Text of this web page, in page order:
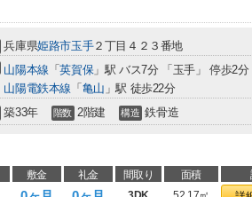
兵庫県姫路市玉手２丁目４２３番地
山陽本線 「英賀保」駅 バス7分 「玉手」 停歩2分
山陽電鉄本線 「 亀山 」駅 徒歩22分
築33年 階数 2階建 構造 鉄骨造
敷金 礼金 間取り 面積